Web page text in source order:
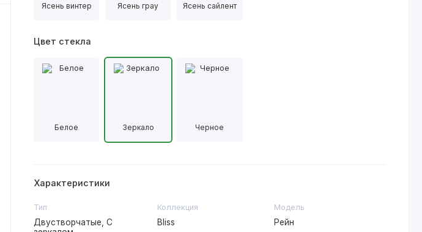
Ясень винтер Ясень грау Ясень сайлент
Цвет стекла
Белое Зеркало Черное
Характеристики
Тип
Двустворчатые, С
Коллекция
Bliss
Модель
Рейн